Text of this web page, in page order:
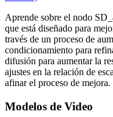
Aprende sobre el nodo
que está diseñado para
través de un proceso de
condicionamiento para
difusión para aumentar la
ajustes en la relación de
afinar el proceso de mejora.
Modelos de Video